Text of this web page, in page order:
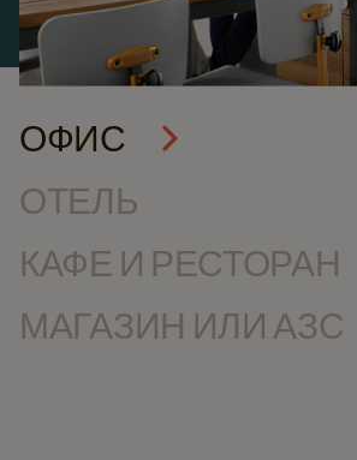
ОФИС
ОТЕЛЬ
КАФЕ И РЕСТОРАН
МАГАЗИН ИЛИ АЗС